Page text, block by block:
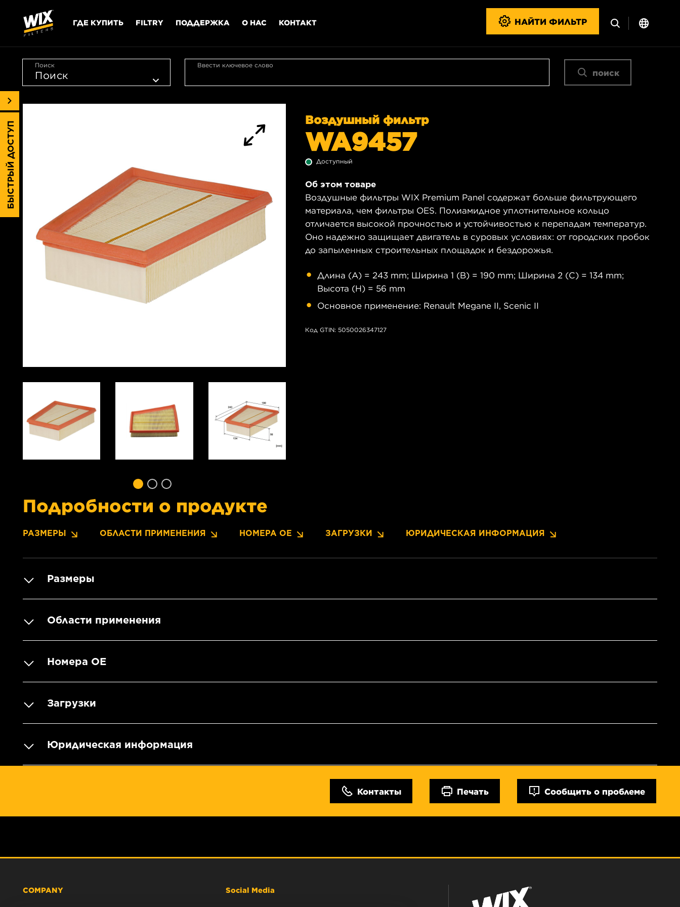
ГДЕ КУПИТЬ FILTRY ПОДДЕРЖКА О НАС КОНТАКТ НАЙТИ ФИЛЬТР
Поиск Ввести ключевое слово
поиск
Воздушный фильтр
WA9457
Доступный
Об этом товаре
Воздушные фильтры WIX Premium Panel содержат больше фильтрующего
материала, чем фильтры OES. Полиамидное уплотнительное кольцо
отличается высокой прочностью и устойчивостью к перепадам температур.
Оно надежно защищает двигатель в суровых условиях: от городских пробок
до запыленных строительных площадок и бездорожья.
Длина (A) = 243 mm; Ширина 1 (B) = 190 mm; Ширина 2 (C) = 134 mm;
Высота (H) = 56 mm
Основное применение: Renault Megane II, Scenic II
Код GTIN: 5050026347127
Подробности о продукте
РАЗМЕРЫ ОБЛАСТИ ПРИМЕНЕНИЯ НОМЕРА OE ЗАГРУЗКИ ЮРИДИЧЕСКАЯ ИНФОРМАЦИЯ
Размеры
Области применения
Номера OE
Загрузки
Юридическая информация
Контакты Печать Сообщить о проблеме
БЫСТРЫЙ ДОСТУП
COMPANY Social Media